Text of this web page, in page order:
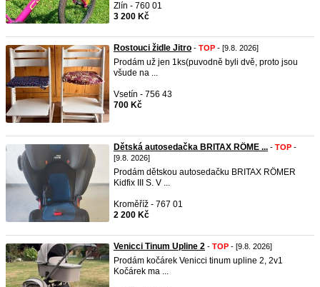
Zlín - 760 01
3 200 Kč
Rostouci židle Jitro - TOP - [9.8. 2026]
Prodám už jen 1ks(puvodně byli dvě, proto jsou
všude na ...
Vsetín - 756 43
700 Kč
Dětská autosedačka BRITAX RÖME ... - TOP -
[9.8. 2026]
Prodám dětskou autosedačku BRITAX RÖMER
Kidfix III S. V ...
Kroměříž - 767 01
2 200 Kč
Venicci Tinum Upline 2 - TOP - [9.8. 2026]
Prodám kočárek Venicci tinum upline 2, 2v1
Kočárek ma ...